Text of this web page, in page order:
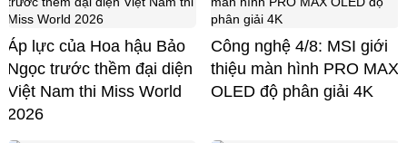
Áp lực của Hoa hậu Bảo
Ngọc trước thềm đại diện
Việt Nam thi Miss World
2026
Công nghệ 4/8: MSI giới
thiệu màn hình PRO MAX
OLED độ phân giải 4K